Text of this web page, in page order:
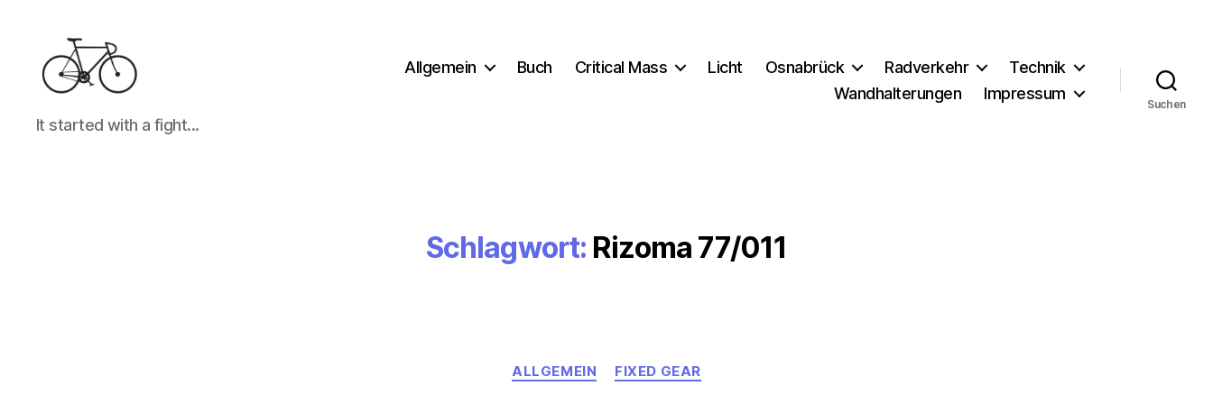
It
started
It started with a fight...
Allgemein Buch Critical Mass Licht Osnabrück Radverkehr
Technik
Wandhalterungen
Impressum
Suchen
Schlagwort: Rizoma 77/011
Kategorien
ALLGEMEIN FIXED GEAR